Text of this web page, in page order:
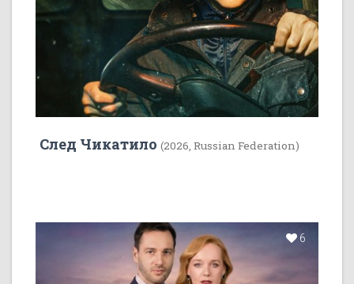
След Чикатило (2026, Russian Federation)
6